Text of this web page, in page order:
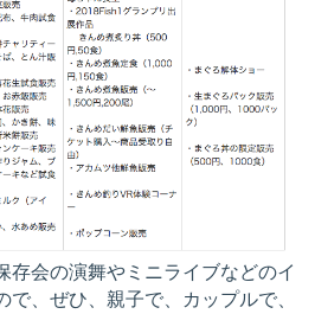
存会の演舞やミニライブなどのイ
、ぜひ、親子で、カップルで、